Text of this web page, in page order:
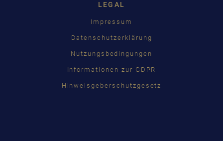
LEGAL
Impressum
Datenschutzerklärung
Nutzungsbedingungen
Informationen zur GDPR
Hinweisgeberschutzgesetz